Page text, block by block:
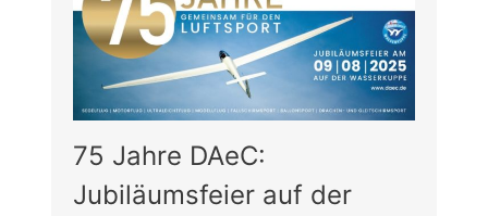
75 Jahre DAeC:
Jubiläumsfeier auf der